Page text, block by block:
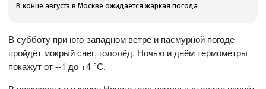
В конце августа в Москве ожидается жаркая погода
В субботу при юго-западном ветре и пасмурной погоде
пройдёт мокрый снег, гололёд. Ночью и днём термометры
покажут от --1 до +4 °С.